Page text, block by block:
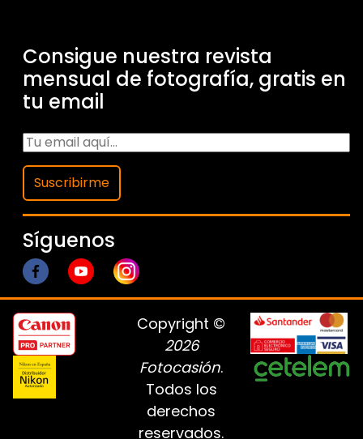
Consigue nuestra revista
mensual de fotografía, gratis en
tu email
Suscribirme
Síguenos
Copyright ©
2026
Fotocasión.
Todos los
derechos
reservados.